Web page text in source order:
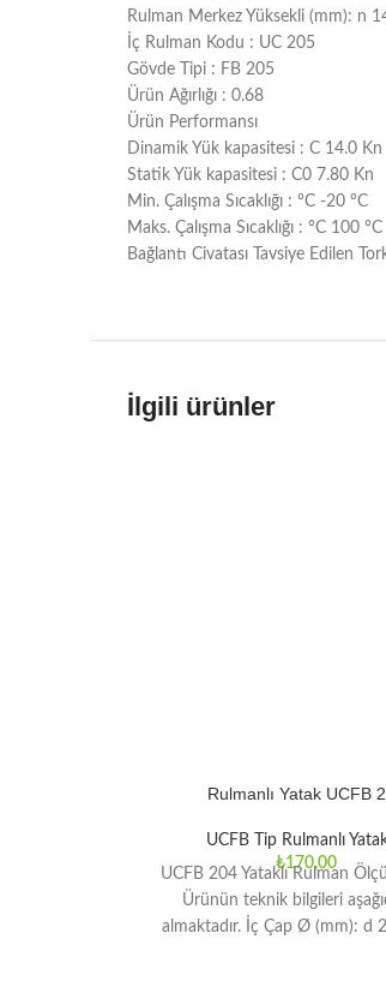
Rulman Merkez Yüksekli (mm): n
İç Rulman Kodu : UC 205
Gövde Tipi : FB 205
Ürün Ağırlığı : 0.68
Ürün Performansı
Dinamik Yük kapasitesi : C 14.0 Kn
Statik Yük kapasitesi : C0 7.80 Kn
Min. Çalışma Sıcaklığı : °C -20 °C
Maks. Çalışma Sıcaklığı : °C 100 °C
Bağlantı Civatası Tavsiye Edilen
İlgili ürünler
Rulmanlı Yatak UCFB
UCFB Tip Rulmanlı
₺170,00
UCFB 204 Yataklı Rulman
Ürünün teknik bilgileri
almaktadır. İç Çap Ø (mm): d